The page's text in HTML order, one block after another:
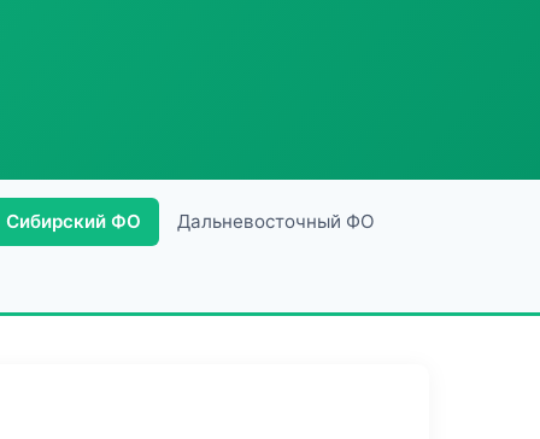
Сибирский ФО Дальневосточный ФО